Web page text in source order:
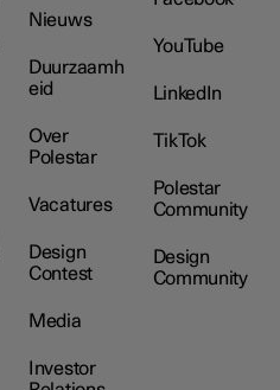
Nieuws
Duurzaamh
eid
Over
Polestar
Vacatures
Design
Contest
Media
Investor
YouTube
LinkedIn
TikTok
Polestar
Community
Design
Community